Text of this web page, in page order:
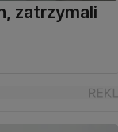
zatrzymali